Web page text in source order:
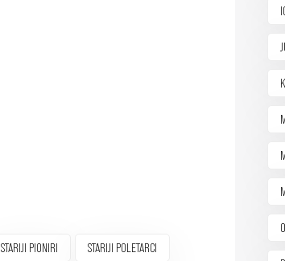
STARIJI PIONIRI STARIJI POLETARCI